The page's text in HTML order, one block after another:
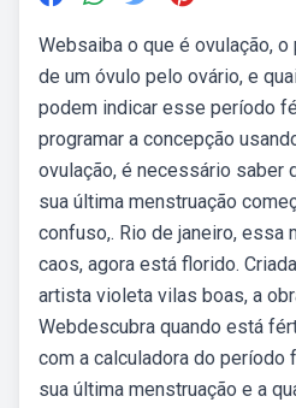
Websaiba o que é ovulação,
de um óvulo pelo ovário, e
podem indicar esse período
programar a concepção
ovulação, é necessário saber
sua última menstruação
confuso,. Rio de janeiro, essa
caos, agora está florido.
artista violeta vilas boas, a
Webdescubra quando está
com a calculadora do período
sua última menstruação e a